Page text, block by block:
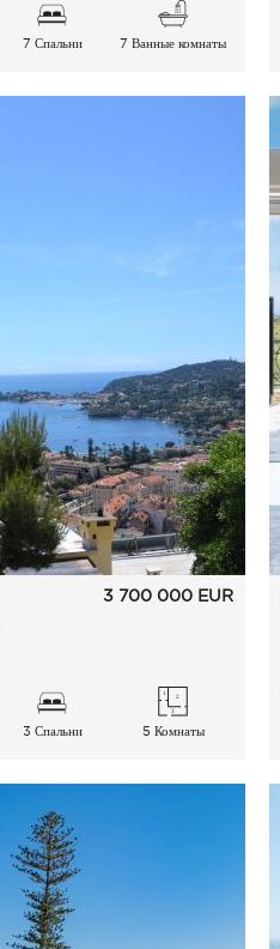
7 Спальни 7 Ванные комнаты
3 700 000 EUR
3 Спальни 5 Комнаты